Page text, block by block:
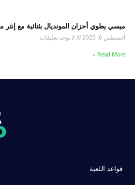
ميسي يطوي أحزان المونديال بثنائية مع
أغسطس 6, 2026 لا توجد تعليقات
Read More »
قواعد اللعبة